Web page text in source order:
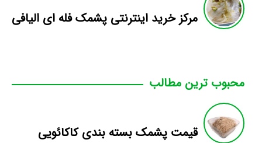
مرکز خرید اینترنتی پشمک فله ای الیافی
محبوب ترین مطالب
قیمت پشمک بسته بندی کاکائویی